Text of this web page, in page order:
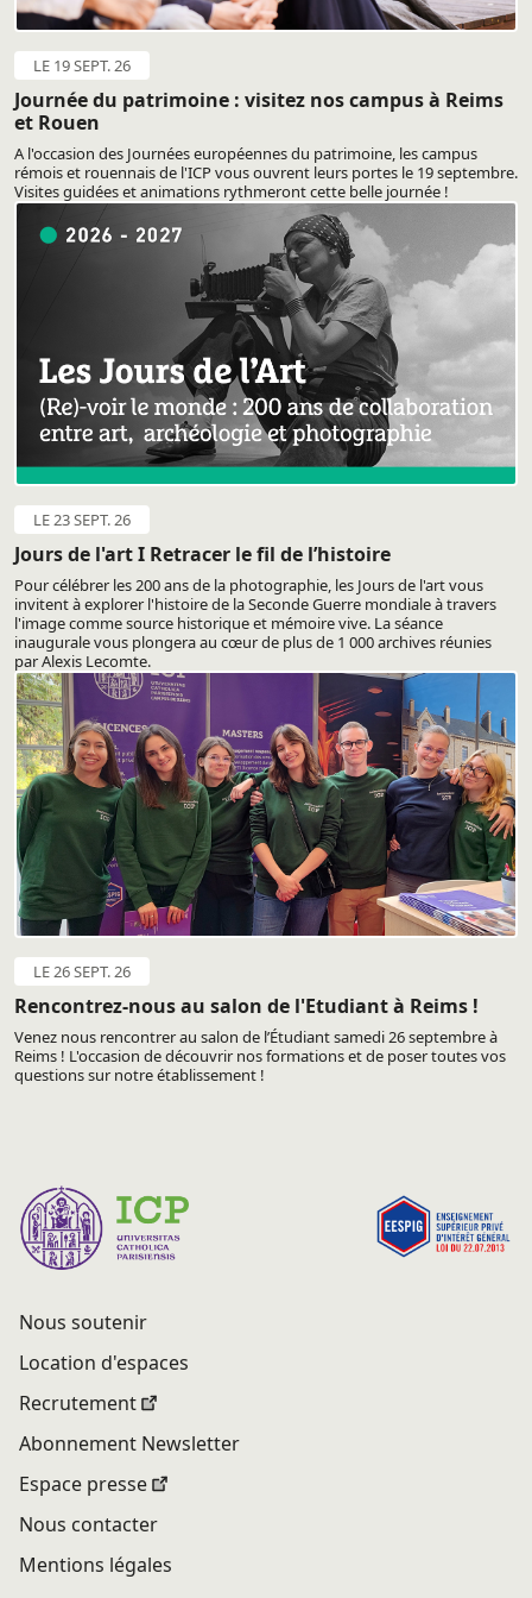
LE 19 SEPT. 26
Journée du patrimoine : visitez nos campus à Reims
et Rouen
A l'occasion des Journées européennes du patrimoine, les campus
rémois et rouennais de l'ICP vous ouvrent leurs portes le 19 septembre.
Visites guidées et animations rythmeront cette belle journée !
LE 23 SEPT. 26
Jours de l'art I Retracer le fil de l’histoire
Pour célébrer les 200 ans de la photographie, les Jours de l'art vous
invitent à explorer l'histoire de la Seconde Guerre mondiale à travers
l'image comme source historique et mémoire vive. La séance
inaugurale vous plongera au cœur de plus de 1 000 archives réunies
par Alexis Lecomte.
LE 26 SEPT. 26
Rencontrez-nous au salon de l'Etudiant à Reims !
Venez nous rencontrer au salon de l’Étudiant samedi 26 septembre à
Reims ! L'occasion de découvrir nos formations et de poser toutes vos
questions sur notre établissement !
Nous soutenir
Location d'espaces
Recrutement
Abonnement Newsletter
Espace presse
Nous contacter
Mentions légales